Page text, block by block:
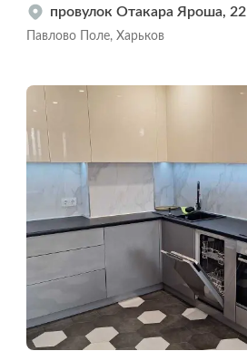
провулок Отакара Яроша, 22
Павлово Поле, Харьков